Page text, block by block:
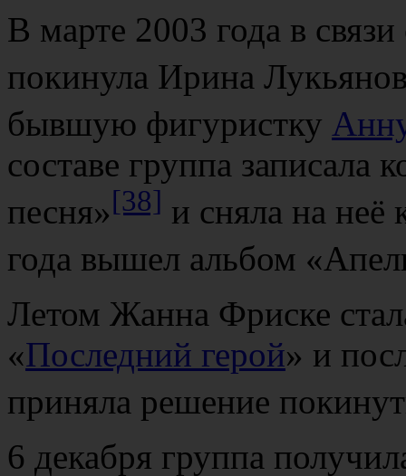
В марте 2003 года в
покинула Ирина
бывшую фигуристку
составе группа
песня»[38] и сняла на неё
года вышел альбом
Летом Жанна Фриске
«Последний герой» и
приняла решение
6 декабря группа